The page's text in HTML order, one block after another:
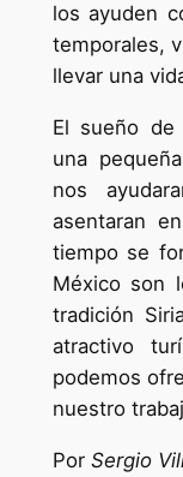
los ayuden
temporales,
llevar una
El sueño de
una
nos
asentaran
tiempo se
México son
tradición
atractivo
podemos
nuestro
Por Sergio